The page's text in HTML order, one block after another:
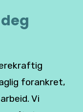
forankret,
Vi